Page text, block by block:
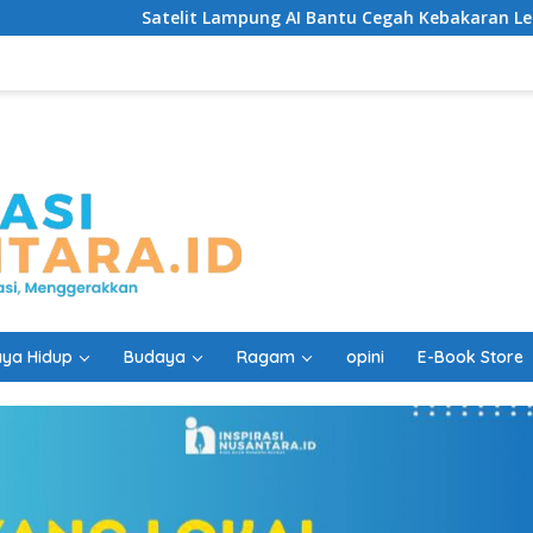
Satelit Lampung AI Bantu Cegah Kebakaran Lebih Cepat
Hidup Budaya Ragam opini E-Book Store